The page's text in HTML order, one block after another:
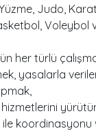
Judo,
Voleybol
her türlü
yasalarla
ile koordinasyonu